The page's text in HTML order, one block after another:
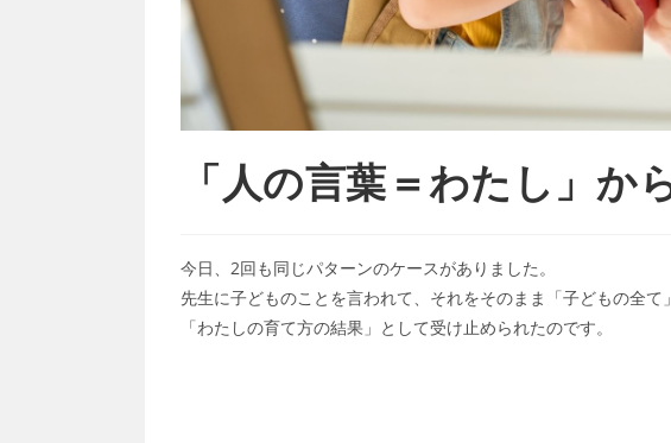
「人の言葉＝わたし」か
今日、2回も同じパターンのケースがありました。
先生に子どものことを言われて、それをそのまま「子どもの全て」
「わたしの育て方の結果」として受け止められたのです。